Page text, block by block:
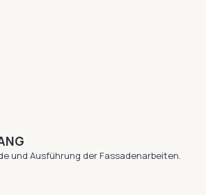
und Ausführung der Fassadenarbeiten.